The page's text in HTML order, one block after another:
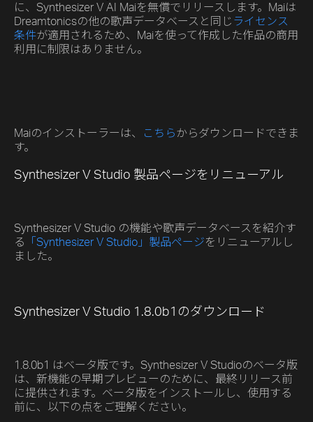
に、Synthesizer V AI Maiを無償でリリースします。Maiは
Dreamtonicsの他の歌声データベースと同じ ライセンス
条件が適用されるため、Maiを使って作成した作品の商用
利用に制限はありません。
Maiのインストーラーは、 こちらからダウンロードできま
す。
Synthesizer V Studio 製品ページをリニューアル
Synthesizer V Studio の機能や歌声データベースを紹介す
る
「Synthesizer V Studio」製品ページをリニューアルし
ました。
Synthesizer V Studio 1.8.0b1のダウンロード
1.8.0b1 はベータ版です。Synthesizer V Studioのベータ版
は、新機能の早期プレビューのために、最終リリース前
に提供されます。ベータ版をインストールし、使用する
前に、以下の点をご理解ください。